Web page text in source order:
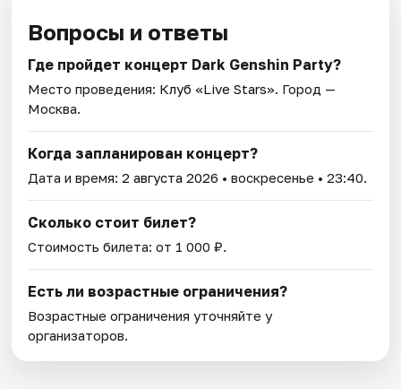
Вопросы и ответы
Где пройдет концерт Dark Genshin Party?
Место проведения: Клуб «Live Stars». Город —
Москва.
Когда запланирован концерт?
Дата и время:2 августа 2026 • воскресенье • 23:40.
Сколько стоит билет?
Стоимость билета: от 1 000 ₽.
Есть ли возрастные ограничения?
Возрастные ограничения уточняйте у
организаторов.